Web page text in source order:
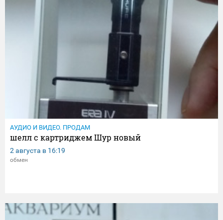
АУДИО И ВИДЕО. ПРОДАМ
шелл с картриджем Шур новый
2 августа в 16:19
обмен